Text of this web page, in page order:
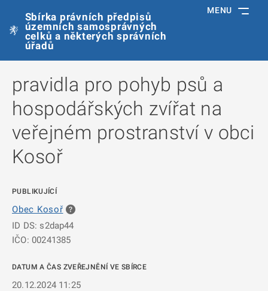
Sbírka právních předpisů
územních samosprávných
celků a některých správních
úřadů
MENU
pravidla pro pohyb psů a
hospodářských zvířat na
veřejném prostranství v obci
Kosoř
PUBLIKUJÍCÍ
Obec Kosoř
ID DS: s2dap44
IČO: 00241385
DATUM A ČAS ZVEŘEJNĚNÍ VE SBÍRCE
20.12.2024 11:25